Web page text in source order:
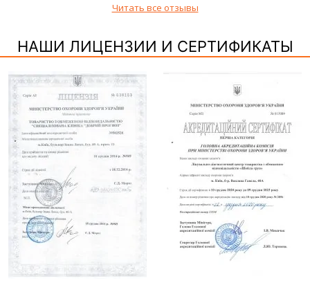
Читать все отзывы
НАШИ ЛИЦЕНЗИИ И СЕРТИФИКАТЫ